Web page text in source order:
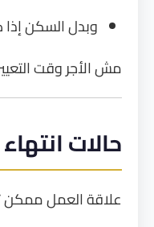
وبدل السكن إذا
مش الأجر وقت
حالات
علاقة العمل ممكن